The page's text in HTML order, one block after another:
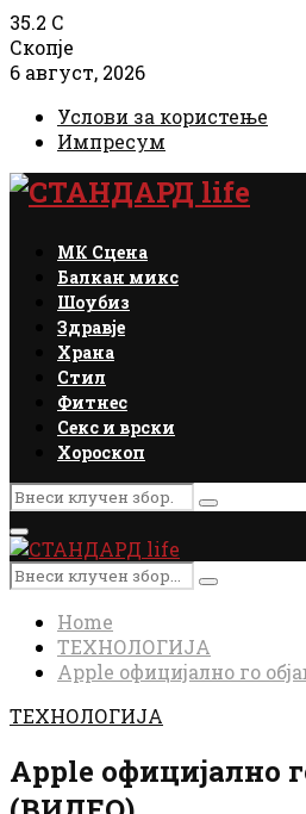
35.2 C
Скопје
6 август, 2026
Услови за користење
Импресум
Facebook
Instagram
Email
Rss
МК Сцена
Балкан микс
Шоубиз
Здравје
Храна
Стил
Фитнес
Секс и врски
Хороскоп
Search
for:
Search
Primary
Menu
Search
for:
Search
Home
ТЕХНОЛОГИЈА
Apple официјално го
ТЕХНОЛОГИЈА
Apple официјално